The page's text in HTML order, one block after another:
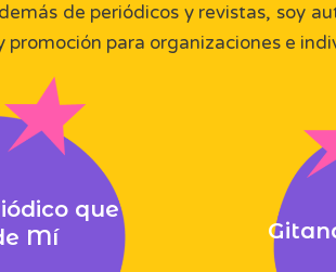
de periódicos y revistas, soy
para organizaciones e
que
Mí